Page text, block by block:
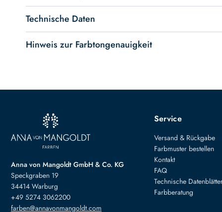
Technische Daten
Hinweis zur Farbtongenauigkeit
Anna von Mangoldt GmbH & Co. KG
Speckgraben 19
34414 Warburg
+49 5274 3062200
farben@annavonmangoldt.com
Service
Versand & Rückgabe
Farbmuster bestellen
Kontakt
FAQ
Technische
Farbberatung